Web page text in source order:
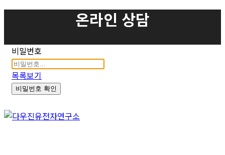
온라인 상담
비밀번호
목록보기
비밀번호 확인